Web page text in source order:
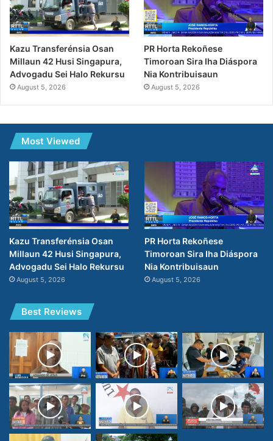
Kazu Transferénsia Osan
Millaun 42 Husi Singapura,
Advogadu Sei Halo Rekursu
August 5, 2026
PR Horta Rekoñese
Timoroan Sira Iha Diáspora
Nia Kontribuisaun
August 5, 2026
Most Viewed
Kazu Transferénsia Osan
Millaun 42 Husi Singapura,
Advogadu Sei Halo Rekursu
August 5, 2026
PR Horta Rekoñese
Timoroan Sira Iha Diáspora
Nia Kontribuisaun
August 5, 2026
Best Reviews